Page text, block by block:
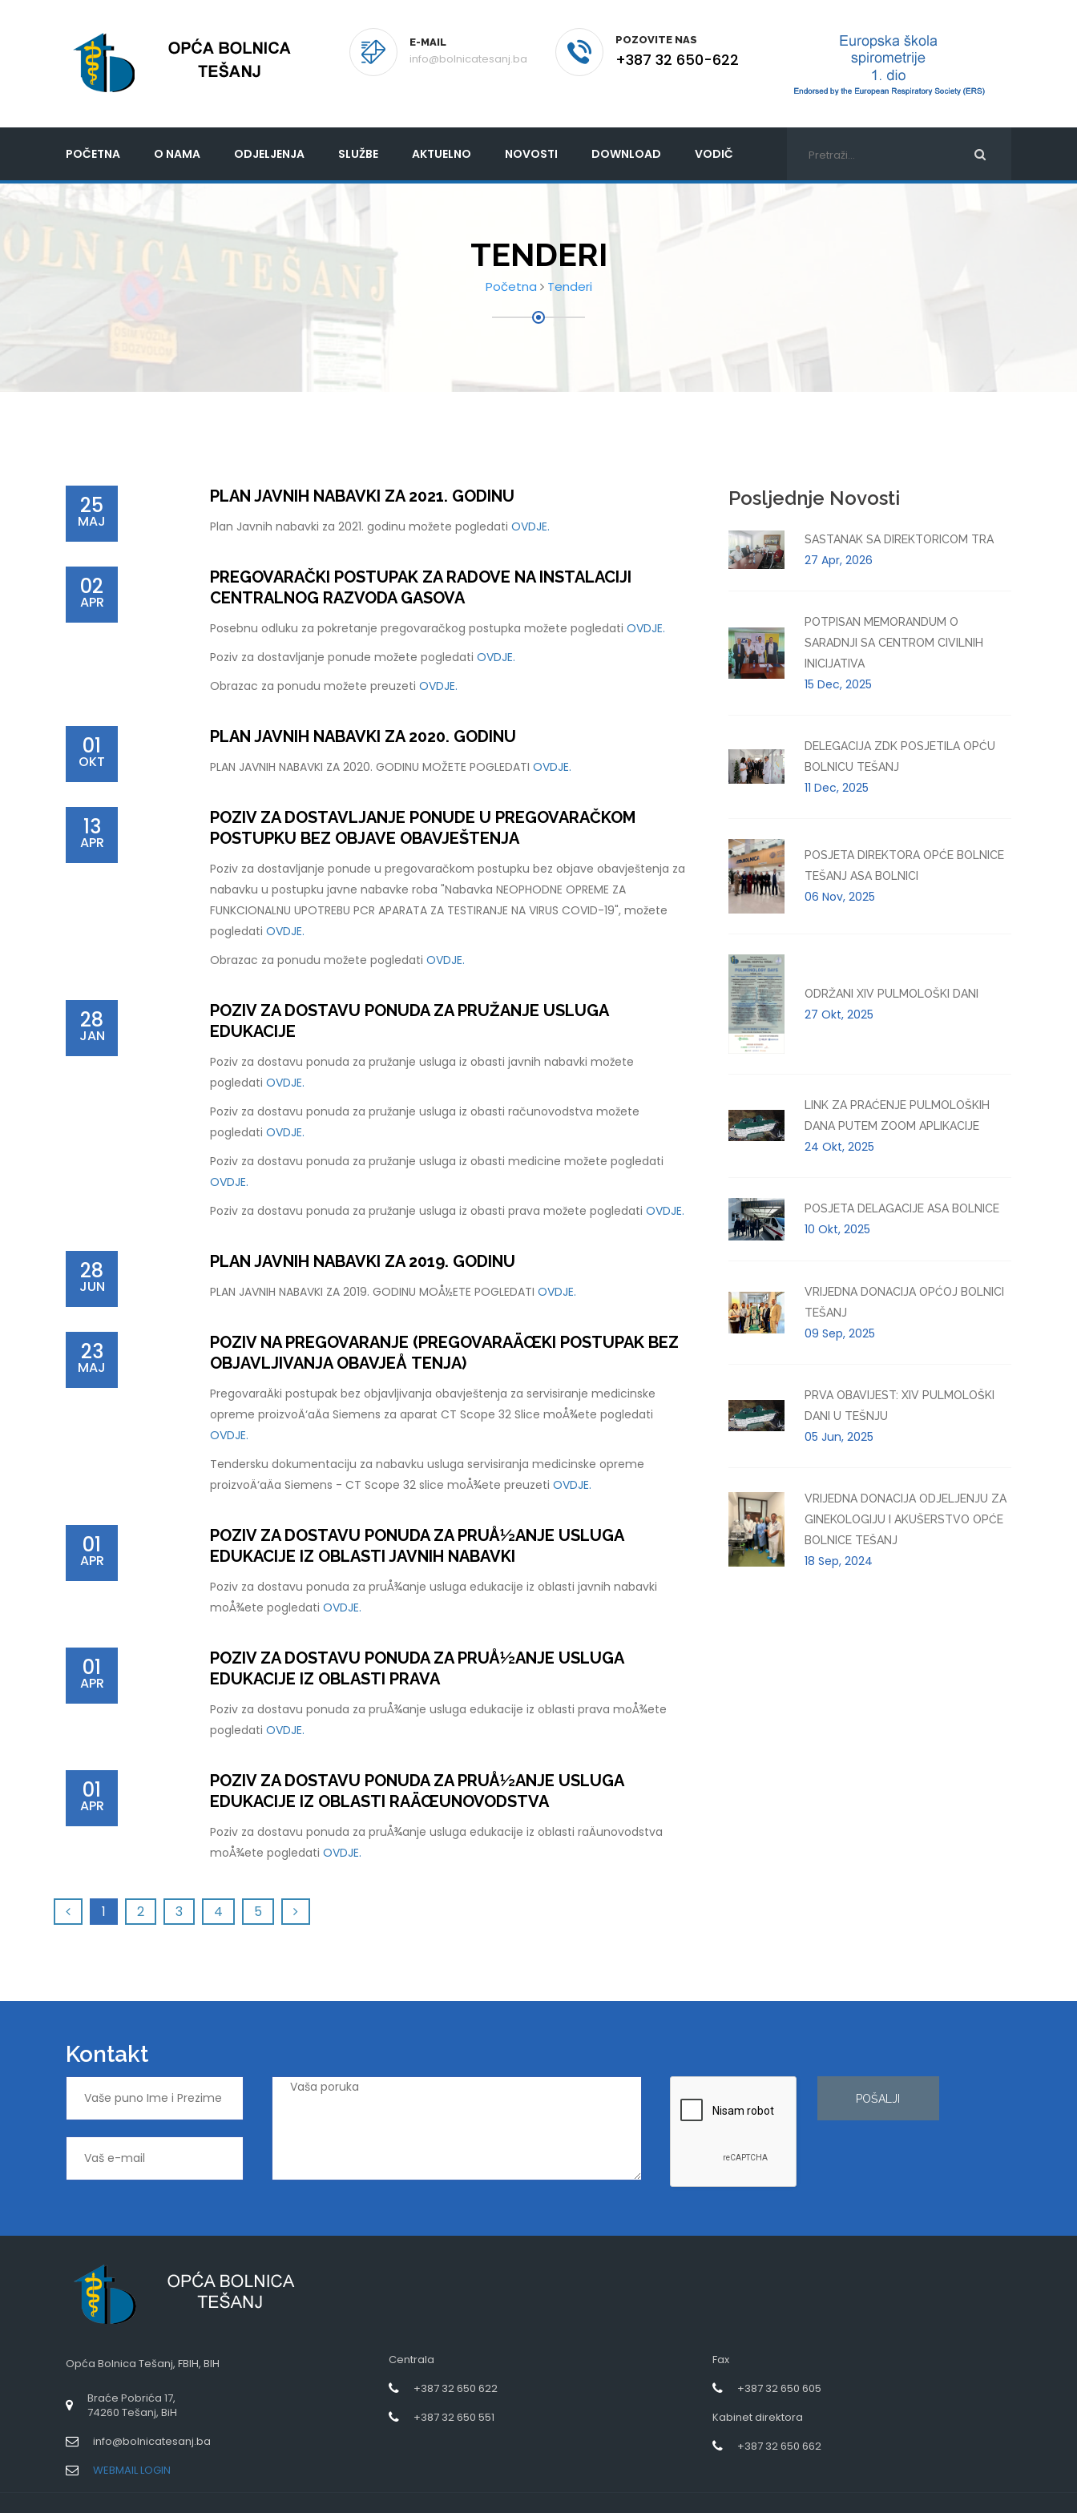
E-MAIL
info@bolnicatesanj.ba
POZOVITE NAS
+387 32 650-622
POČETNA O NAMA ODJELJENJA SLUŽBE AKTUELNO NOVOSTI DOWNLOAD VODIČ
TENDERI
Početna Tenderi
25
MAJ
PLAN JAVNIH NABAVKI ZA 2021. GODINU
Plan Javnih nabavki za 2021. godinu možete pogledati OVDJE.
02
APR
PREGOVARAČKI POSTUPAK ZA RADOVE NA INSTALACIJI
CENTRALNOG RAZVODA GASOVA
Posebnu odluku za pokretanje pregovaračkog postupka možete pogledati OVDJE.
Poziv za dostavljanje ponude možete pogledati OVDJE.
Obrazac za ponudu možete preuzeti OVDJE.
01
OKT
PLAN JAVNIH NABAVKI ZA 2020. GODINU
PLAN JAVNIH NABAVKI ZA 2020. GODINU MOŽETE POGLEDATI OVDJE.
13
APR
POZIV ZA DOSTAVLJANJE PONUDE U PREGOVARAČKOM
POSTUPKU BEZ OBJAVE OBAVJEŠTENJA
Poziv za dostavljanje ponude u pregovaračkom postupku bez objave obavještenja za
nabavku u postupku javne nabavke roba "Nabavka NEOPHODNE OPREME ZA
FUNKCIONALNU UPOTREBU PCR APARATA ZA TESTIRANJE NA VIRUS COVID-19", možete
pogledati OVDJE.
Obrazac za ponudu možete pogledati OVDJE.
28
JAN
POZIV ZA DOSTAVU PONUDA ZA PRUŽANJE USLUGA
EDUKACIJE
Poziv za dostavu ponuda za pružanje usluga iz obasti javnih nabavki možete
pogledati OVDJE.
Poziv za dostavu ponuda za pružanje usluga iz obasti računovodstva možete
pogledati OVDJE.
Poziv za dostavu ponuda za pružanje usluga iz obasti medicine možete pogledati
OVDJE.
Poziv za dostavu ponuda za pružanje usluga iz obasti prava možete pogledati OVDJE.
28
JUN
PLAN JAVNIH NABAVKI ZA 2019. GODINU
PLAN JAVNIH NABAVKI ZA 2019. GODINU MOÅ½ETE POGLEDATI OVDJE.
23
MAJ
POZIV NA PREGOVARANJE (PREGOVARAÄŒKI POSTUPAK BEZ
OBJAVLJIVANJA OBAVJEÅ TENJA)
PregovaraÄki postupak bez objavljivanja obavještenja za servisiranje medicinske
opreme proizvoÄ‘aÄa Siemens za aparat CT Scope 32 Slice moÅ¾ete pogledati
OVDJE.
Tendersku dokumentaciju za nabavku usluga servisiranja medicinske opreme
proizvoÄ‘aÄa Siemens - CT Scope 32 slice moÅ¾ete preuzeti OVDJE.
01
APR
POZIV ZA DOSTAVU PONUDA ZA PRUÅ½ANJE USLUGA
EDUKACIJE IZ OBLASTI JAVNIH NABAVKI
Poziv za dostavu ponuda za pruÅ¾anje usluga edukacije iz oblasti javnih nabavki
moÅ¾ete pogledati OVDJE.
01
APR
POZIV ZA DOSTAVU PONUDA ZA PRUÅ½ANJE USLUGA
EDUKACIJE IZ OBLASTI PRAVA
Poziv za dostavu ponuda za pruÅ¾anje usluga edukacije iz oblasti prava moÅ¾ete
pogledati OVDJE.
01
APR
POZIV ZA DOSTAVU PONUDA ZA PRUÅ½ANJE USLUGA
EDUKACIJE IZ OBLASTI RAÄŒUNOVODSTVA
Poziv za dostavu ponuda za pruÅ¾anje usluga edukacije iz oblasti raÄunovodstva
moÅ¾ete pogledati OVDJE.
1 2 3 4 5
Posljednje Novosti
SASTANAK SA DIREKTORICOM TRA
27 Apr, 2026
POTPISAN MEMORANDUM O
SARADNJI SA CENTROM CIVILNIH
INICIJATIVA
15 Dec, 2025
DELEGACIJA ZDK POSJETILA OPĆU
BOLNICU TEŠANJ
11 Dec, 2025
POSJETA DIREKTORA OPĆE BOLNICE
TEŠANJ ASA BOLNICI
06 Nov, 2025
ODRŽANI XIV PULMOLOŠKI DANI
27 Okt, 2025
LINK ZA PRAĆENJE PULMOLOŠKIH
DANA PUTEM ZOOM APLIKACIJE
24 Okt, 2025
POSJETA DELAGACIJE ASA BOLNICE
10 Okt, 2025
VRIJEDNA DONACIJA OPĆOJ BOLNICI
TEŠANJ
09 Sep, 2025
PRVA OBAVIJEST: XIV PULMOLOŠKI
DANI U TEŠNJU
05 Jun, 2025
VRIJEDNA DONACIJA ODJELJENJU ZA
GINEKOLOGIJU I AKUŠERSTVO OPĆE
BOLNICE TEŠANJ
18 Sep, 2024
Kontakt
POŠALJI
Opća Bolnica Tešanj, FBIH, BIH
Braće Pobrića 17,
74260 Tešanj, BiH
info@bolnicatesanj.ba
WEBMAIL LOGIN
Centrala
+387 32 650 622
+387 32 650 551
Fax
+387 32 650 605
Kabinet direktora
+387 32 650 662